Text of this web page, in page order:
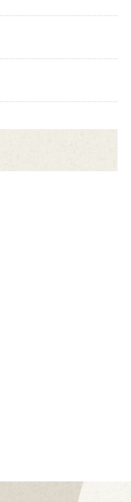
案内
審査申請につ
による入札に